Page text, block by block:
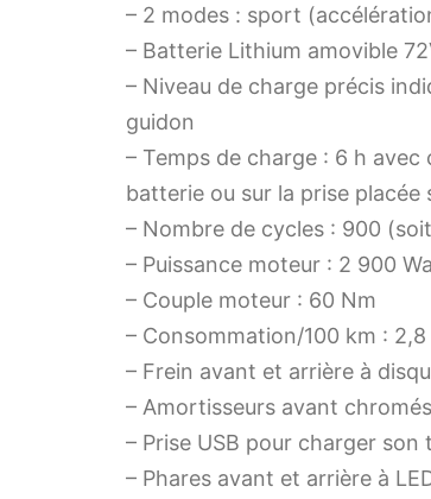
– 2 modes : sport
– Batterie Lithium amovible
– Niveau de charge précis
guidon
– Temps de charge : 6 h
batterie ou sur la prise placée
– Nombre de cycles : 900
– Puissance moteur : 2 900
– Couple moteur : 60 Nm
– Consommation/100 km : 2,8
– Frein avant et arrière à
– Amortisseurs avant
– Prise USB pour charger son
– Phares avant et arrière à